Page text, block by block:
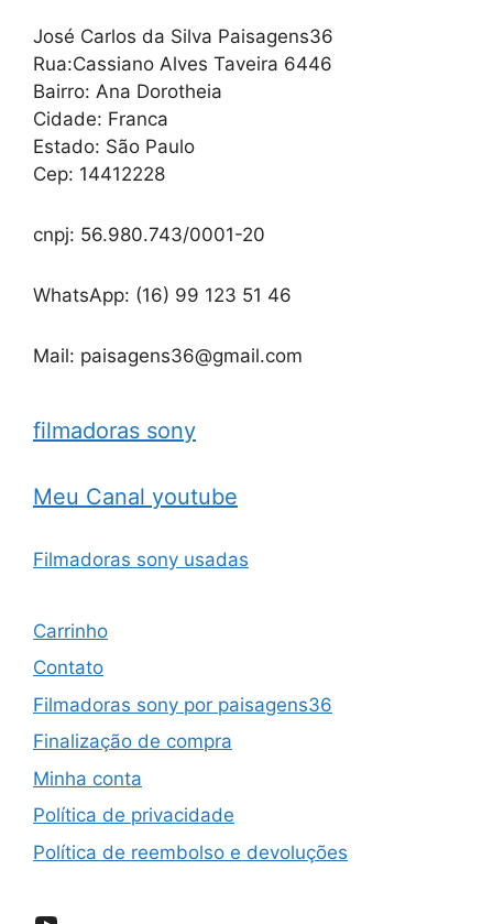
José Carlos da Silva Paisagens36
Rua:Cassiano Alves Taveira 6446
Bairro: Ana Dorotheia
Cidade: Franca
Estado: São Paulo
Cep: 14412228
cnpj: 56.980.743/0001-20
WhatsApp: (16) 99 123 51 46
Mail: paisagens36@gmail.com
filmadoras sony
Meu Canal youtube
Filmadoras sony usadas
Carrinho
Contato
Filmadoras sony por paisagens36
Finalização de compra
Minha conta
Política de privacidade
Política de reembolso e devoluções